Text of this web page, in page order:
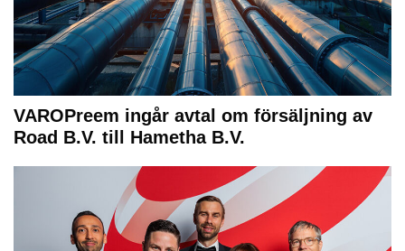
VAROPreem ingår avtal om försäljning av
Road B.V. till Hametha B.V.